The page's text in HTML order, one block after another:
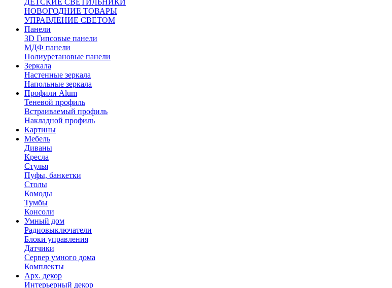
ДЕТСКИЕ СВЕТИЛЬНИКИ
НОВОГОДНИЕ ТОВАРЫ
УПРАВЛЕНИЕ СВЕТОМ
Панели
3D Гипсовые панели
МДФ панели
Полиуретановые панели
Зеркала
Настенные зеркала
Напольные зеркала
Профили Alum
Теневой профиль
Встраиваемый профиль
Накладной профиль
Картины
Мебель
Диваны
Кресла
Стулья
Пуфы, банкетки
Столы
Комоды
Тумбы
Консоли
Умный дом
Радиовыключатели
Блоки управления
Датчики
Сервер умного дома
Комплекты
Арх. декор
Интерьерный декор